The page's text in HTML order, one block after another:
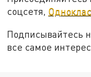
соцсетя,
Подписывайтесь
все самое